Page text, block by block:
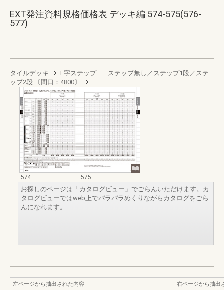
EXT発注資料規格価格表 デッキ編 574-575(576-
577)
タイルデッキ L字ステップ
ステップ無し／ステップ1段／ステ
ップ2段 〔間口：4800〕
574
575
お探しのページは「カタログビュー」でごらんいただけます。カ
タログビューではweb上でパラパラめくりながらカタログをごら
んになれます。
左ページから抽出された内容
右ページから抽出